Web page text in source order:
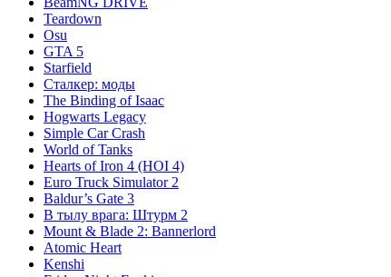
Teardown
Osu
GTA 5
Starfield
Сталкер: моды
The Binding of Isaac
Hogwarts Legacy
Simple Car Crash
World of Tanks
Hearts of Iron 4 (HOI 4)
Euro Truck Simulator 2
Baldur’s Gate 3
В тылу врага: Штурм 2
Mount & Blade 2: Bannerlord
Atomic Heart
Kenshi